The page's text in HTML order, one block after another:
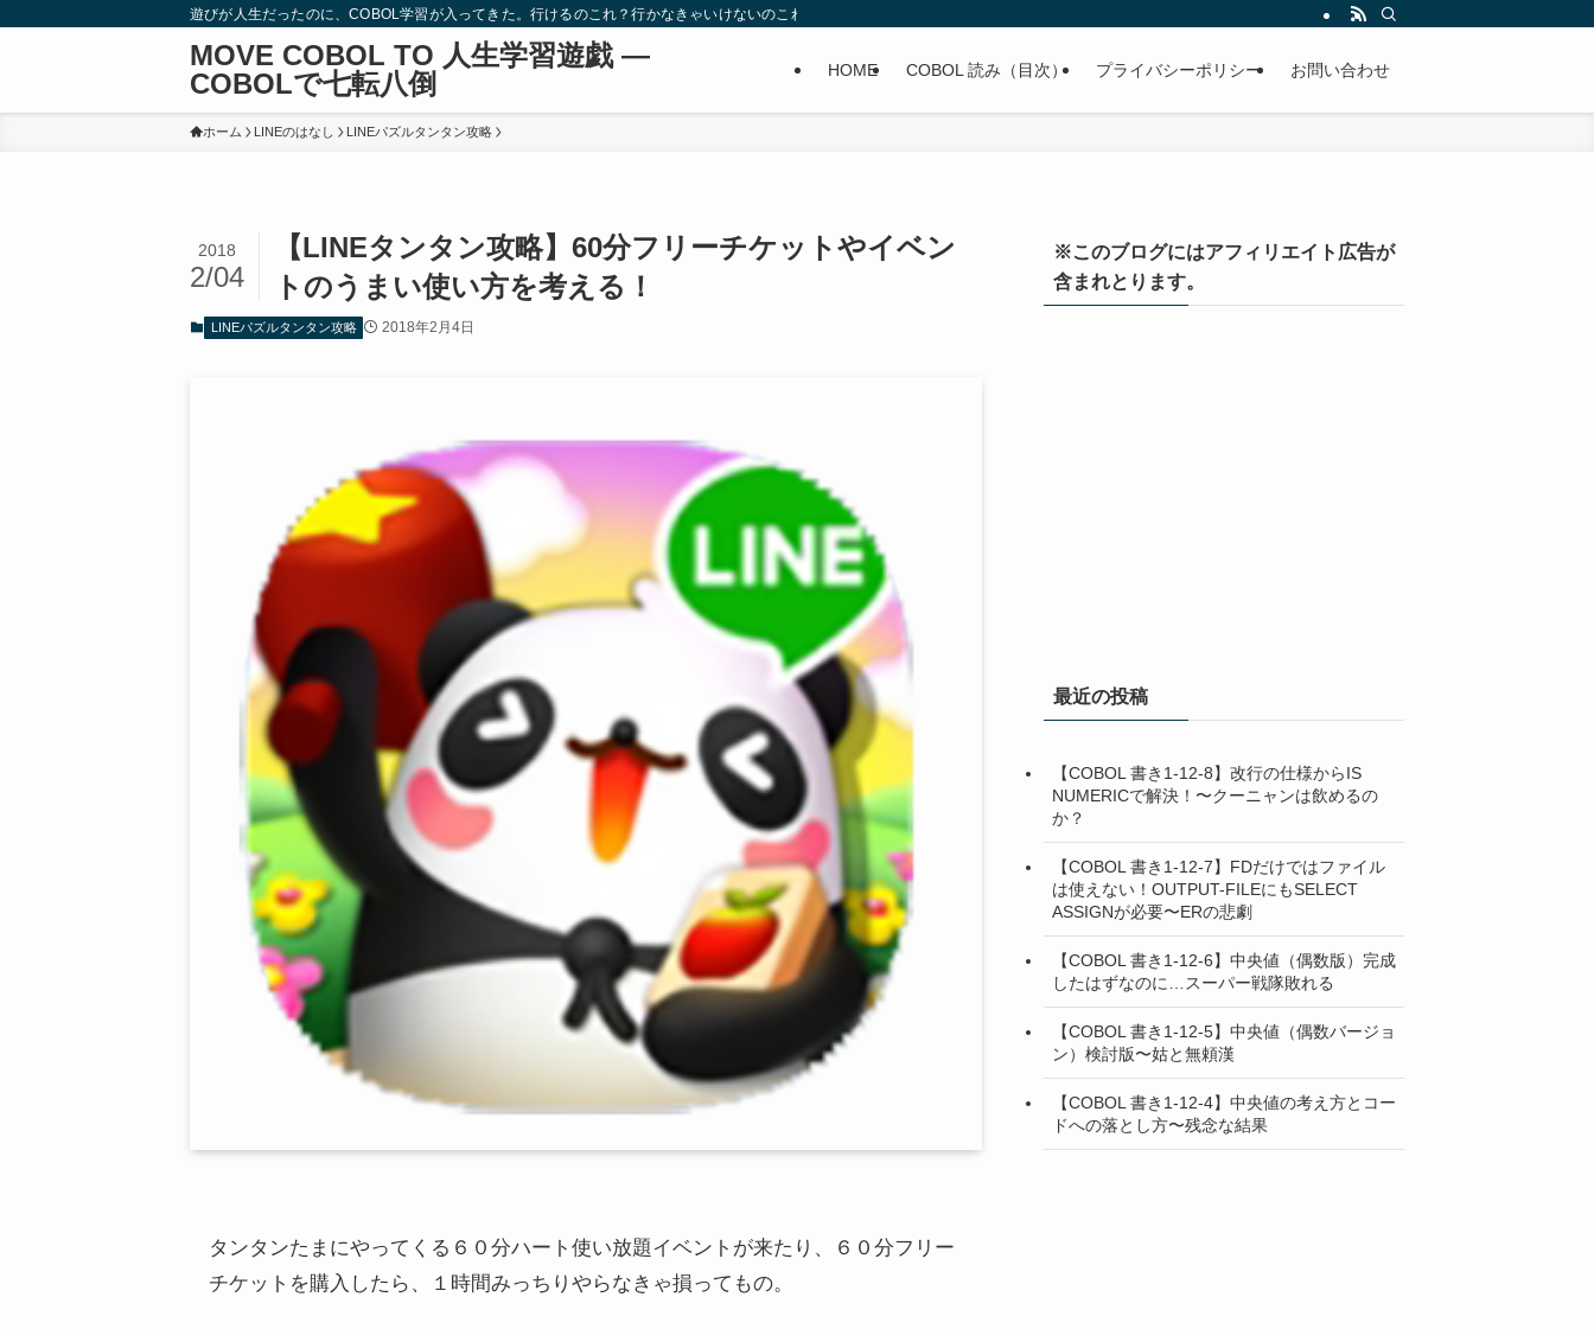
遊びが人生だったのに、COBOL学習が入ってきた。行けるのこれ？行かなきゃいけないのこれ？
MOVE COBOL TO 人生学習遊戯 ―
COBOLで七転八倒
HOME COBOL 読み（目次） プライバシーポリシー お問い合わせ
ホーム LINEのはなし LINEパズルタンタン攻略
【LINEタンタン攻略】60分フリーチケットやイベン
トのうまい使い方を考える！
2018
2/04
LINEパズルタンタン攻略 2018年2月4日
タンタンたまにやってくる６０分ハート使い放題イベントが来たり、６０分フリー
チケットを購入したら、１時間みっちりやらなきゃ損ってもの。
※このブログにはアフィリエイト広告が
含まれとります。
最近の投稿
【COBOL 書き1-12-8】改行の仕様からIS
NUMERICで解決！〜クーニャンは飲めるの
か？
【COBOL 書き1-12-7】FDだけではファイル
は使えない！OUTPUT-FILEにもSELECT
ASSIGNが必要〜ERの悲劇
【COBOL 書き1-12-6】中央値（偶数版）完成
したはずなのに…スーパー戦隊敗れる
【COBOL 書き1-12-5】中央値（偶数バージョ
ン）検討版〜姑と無頼漢
【COBOL 書き1-12-4】中央値の考え方とコー
ドへの落とし方〜残念な結果